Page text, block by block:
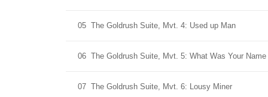
05 The Goldrush Suite, Mvt. 4: Used up Man
06 The Goldrush Suite, Mvt. 5: What Was Your
07 The Goldrush Suite, Mvt. 6: Lousy Miner